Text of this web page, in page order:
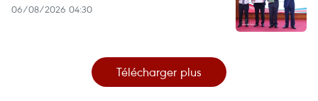
06/08/2026 04:30
Télécharger plus